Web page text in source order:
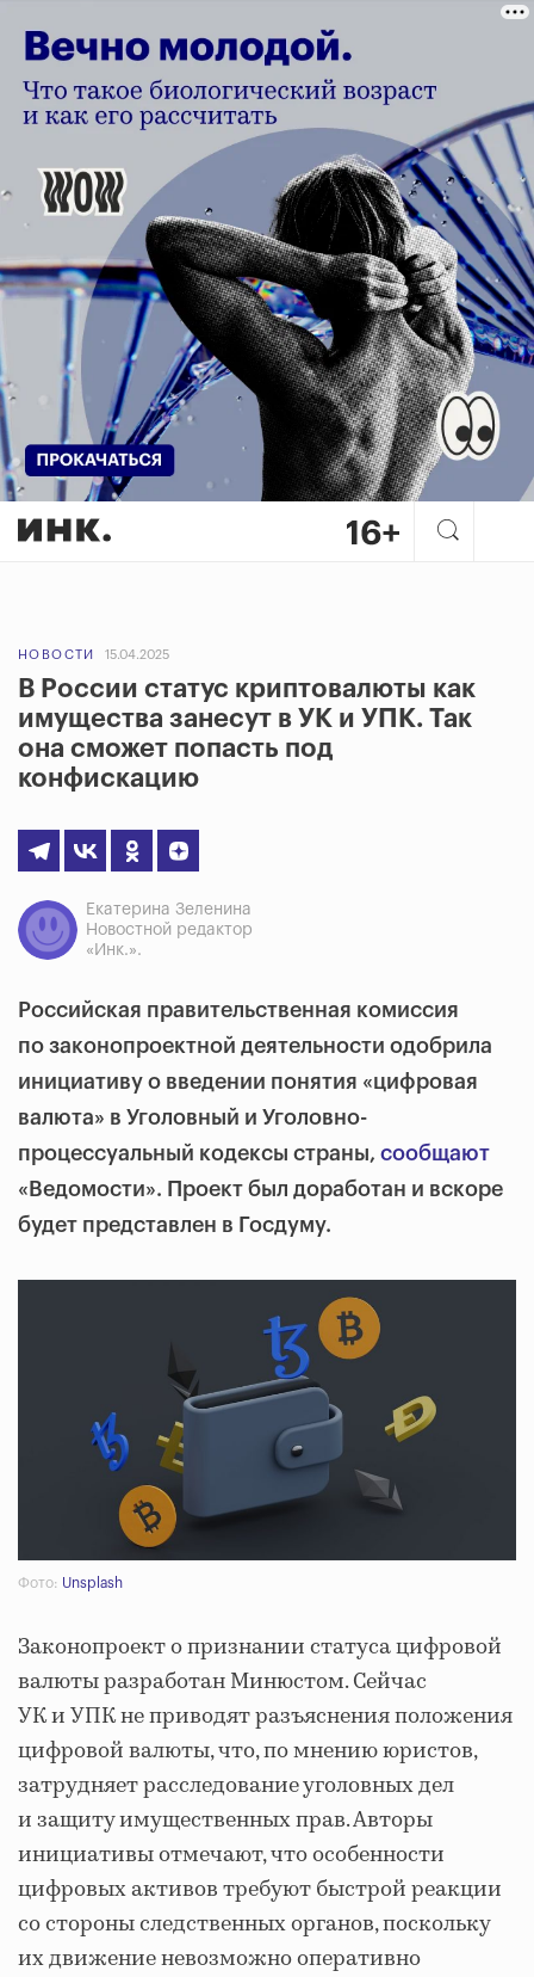
НОВОСТИ 15.04.2025
В России статус криптовалюты как
имущества занесут в УК и УПК. Так
она сможет попасть под
конфискацию
Екатерина Зеленина
Новостной редактор
«Инк.».
Российская правительственная комиссия
по законопроектной деятельности одобрила
инициативу о введении понятия «цифровая
валюта» в Уголовный и Уголовно-
процессуальный кодексы страны, сообщают
«Ведомости». Проект был доработан и вскоре
будет представлен в Госдуму.
Фото: Unsplash
Законопроект о признании статуса цифровой
валюты разработан Минюстом. Сейчас
УК и УПК не приводят разъяснения положения
цифровой валюты, что, по мнению юристов,
затрудняет расследование уголовных дел
и защиту имущественных прав. Авторы
инициативы отмечают, что особенности
цифровых активов требуют быстрой реакции
со стороны следственных органов, поскольку
их движение невозможно оперативно